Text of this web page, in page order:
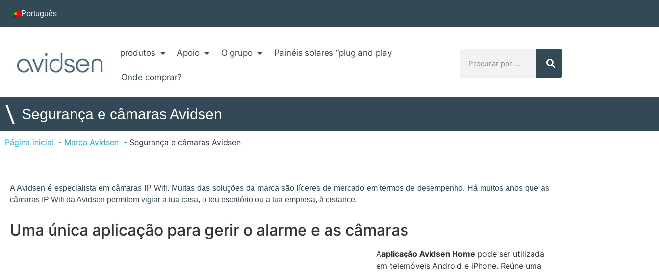
Português
produtos Apoio O grupo Painéis solares “plug and play
Onde comprar?
\ Segurança e câmaras Avidsen
Página inicial Marca Avidsen Segurança e câmaras Avidsen
A Avidsen é especialista em câmaras IP Wifi. Muitas das soluções da marca são líderes de mercado em termos de desempenho. Há muitos anos que as
câmaras IP Wifi da Avidsen permitem vigiar a tua casa, o teu escritório ou a tua empresa, à distance.
Uma única aplicação para gerir o alarme e as câmaras
Aaplicação Avidsen Home pode ser utilizada
em telemóveis Android e iPhone. Reúne uma